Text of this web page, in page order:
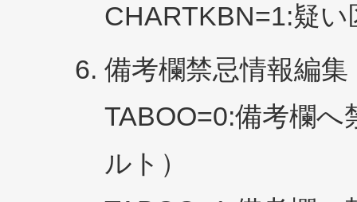
CHARTKBN=1:疑
備考欄禁忌情報編集
TABOO=0:備考欄
ルト）